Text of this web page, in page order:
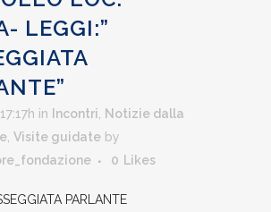
LEGGI:”
in Incontri, Notizie dalla
, Visite guidate by
0 Likes
PARLANTE